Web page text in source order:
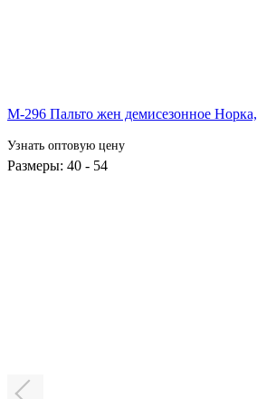
М-296 Пальто жен демисезонное Норка,
Узнать оптовую цену
Размеры: 40 - 54